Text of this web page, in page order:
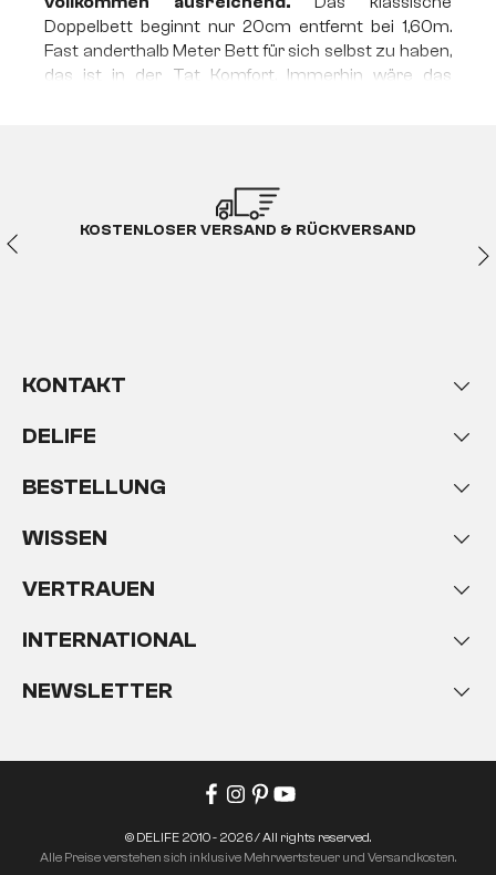
Doppelbett beginnt nur 20cm entfernt bei 1,60m.
Fast anderthalb Meter Bett für sich selbst zu haben,
das ist in der Tat Komfort. Immerhin wäre das
KOSTENLOSER VERSAND & RÜCKVERSAND
KONTAKT
DELIFE
BESTELLUNG
WISSEN
VERTRAUEN
INTERNATIONAL
NEWSLETTER
© DELIFE 2010 - 2026 / All rights reserved.
Alle Preise verstehen sich inklusive Mehrwertsteuer und Versandkosten.